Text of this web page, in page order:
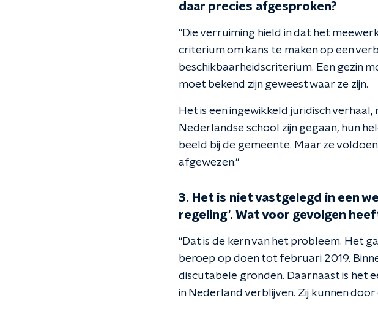
daar precies afgesproken?
"Die verruiming hield in dat het
criterium om kans te maken op een
beschikbaarheidscriterium. Een gezin
moet bekend zijn geweest waar ze zijn.
Het is een ingewikkeld juridisch
Nederlandse school zijn gegaan, hun
beeld bij de gemeente. Maar ze
afgewezen."
3. Het is niet vastgelegd in een
regeling'. Wat voor gevolgen
"Dat is de kern van het probleem. Het
beroep op doen tot februari 2019.
discutabele gronden. Daarnaast is het
in Nederland verblijven. Zij kunnen